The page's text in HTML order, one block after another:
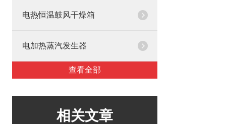
电热恒温鼓风干燥箱
电加热蒸汽发生器
查看全部
相关文章